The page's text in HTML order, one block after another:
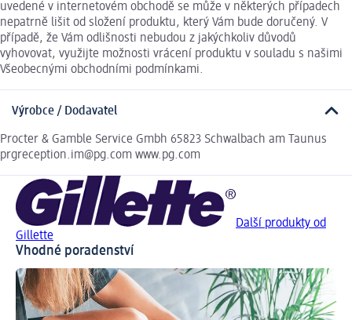
uvedené v internetovém obchodě se může v některých případech
nepatrně lišit od složení produktu, který Vám bude doručený. V
případě, že Vám odlišnosti nebudou z jakýchkoliv důvodů
vyhovovat, využijte možnosti vrácení produktu v souladu s našimi
Všeobecnými obchodními podmínkami.
Výrobce / Dodavatel
Procter & Gamble Service Gmbh 65823 Schwalbach am Taunus
prgreception.im@pg.com www.pg.com
Další produkty od
Gillette
Vhodné poradenství